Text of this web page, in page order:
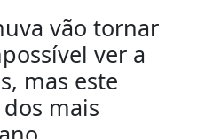
vão tornar
ver a
mas este
mais